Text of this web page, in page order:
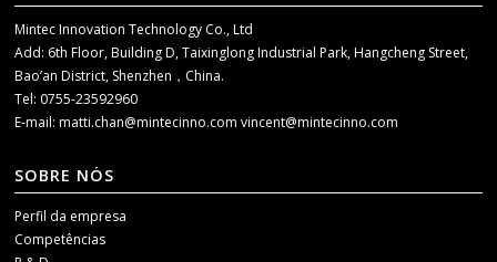
Mintec Innovation Technology Co., Ltd
Add: 6th Floor, Building D, Taixinglong Industrial Park, Hangcheng Street,
Bao’an District, Shenzhen，China.
Tel: 0755-23592960
E-mail:matti.chan@mintecinno.comvincent@mintecinno.com
SOBRE NÓS
Perfil da empresa
Competências